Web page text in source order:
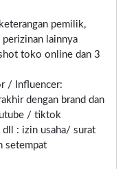
pemilik,
perizinan lainnya
toko online dan 3
/ Influencer:
dengan brand dan
/ tiktok
: izin usaha/ surat
setempat